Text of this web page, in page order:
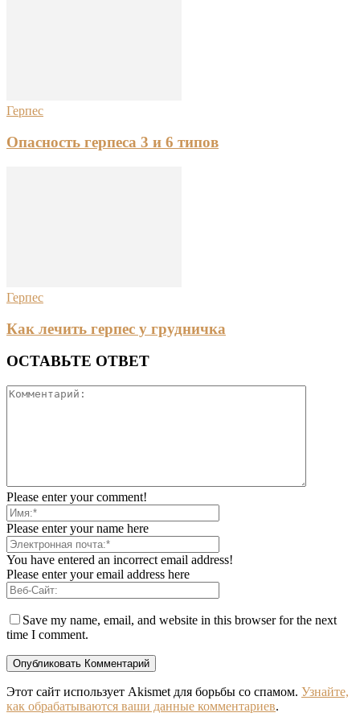
Герпес
Опасность герпеса 3 и 6 типов
Герпес
Как лечить герпес у грудничка
ОСТАВЬТЕ ОТВЕТ
Please enter your comment!
Please enter your name here
You have entered an incorrect email address!
Please enter your email address here
Save my name, email, and website in this browser for the next
time I comment.
Этот сайт использует Akismet для борьбы со спамом. Узнайте,
как обрабатываются ваши данные комментариев.